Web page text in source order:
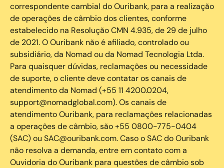
correspondente cambial do Ouribank, para a realização
de operações de câmbio dos clientes, conforme
estabelecido na Resolução CMN 4.935, de 29 de julho
de 2021. O Ouribank não é afiliado, controlado ou
subsidiário, da Nomad ou da Nomad Tecnologia Ltda.
Para quaisquer dúvidas, reclamações ou necessidade
de suporte, o cliente deve contatar os canais de
atendimento da Nomad (+55 11 4200.0204,
support@nomadglobal.com). Os canais de
atendimento Ouribank, para reclamações relacionadas
a operações de câmbio, são +55 0800-775-0404
(SAC) ou SAC@ouribank.com. Caso o SAC do Ouribank
não resolva a demanda, entre em contato com a
Ouvidoria do Ouribank para questões de câmbio sob